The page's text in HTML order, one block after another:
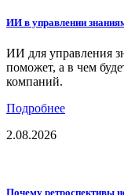
ИИ в управлении
ИИ для управления
поможет, а в чем
компаний.
Подробнее
2.08.2026
Почему ретроспективы